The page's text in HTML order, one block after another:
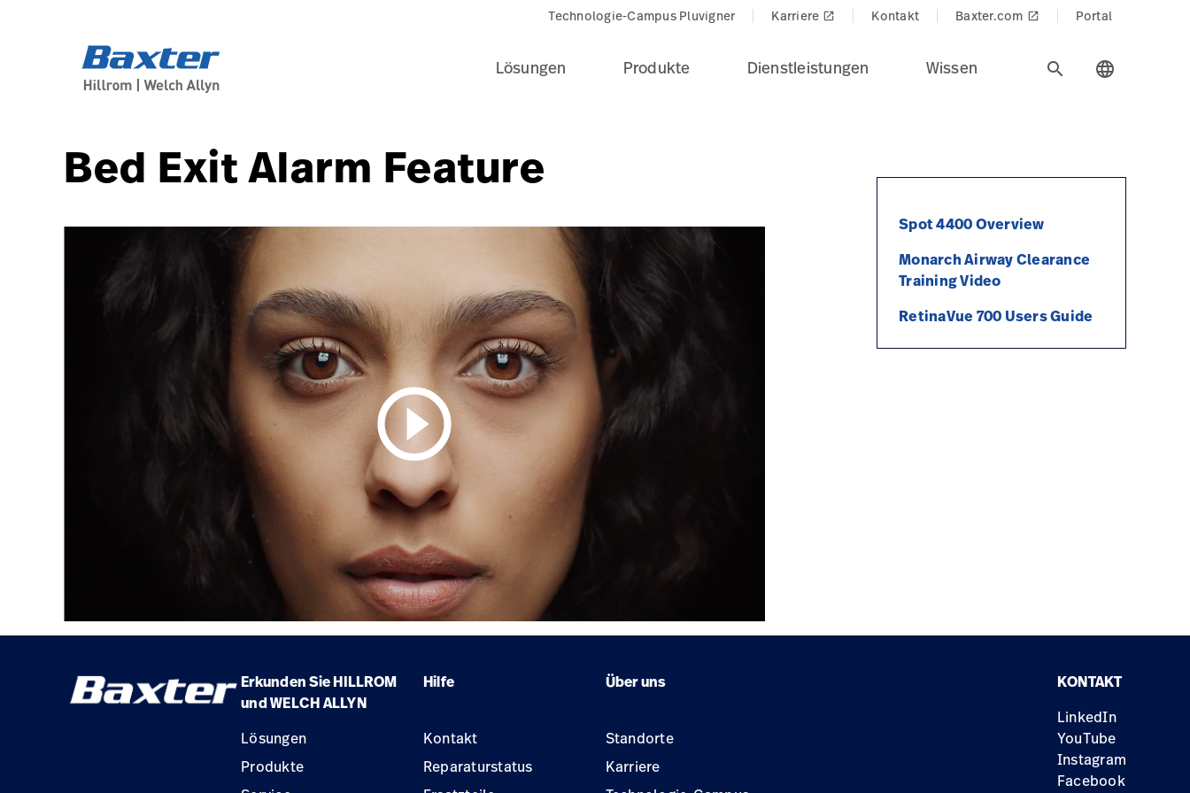
Technologie-Campus Pluvigner Karriere launch Kontakt Baxter.com launch Portal
Lösungen Produkte Dienstleistungen Wissen search language
Bed Exit Alarm Feature
play_circle_outline
Spot 4400 Overview
Monarch Airway Clearance
Training Video
RetinaVue 700 Users Guide
Erkunden Sie HILLROM
und WELCH ALLYN
Hilfe Über uns
Lösungen
Produkte
Kontakt
Reparaturstatus
Standorte
Karriere
KONTAKT
LinkedIn
YouTube
Instagram
Facebook